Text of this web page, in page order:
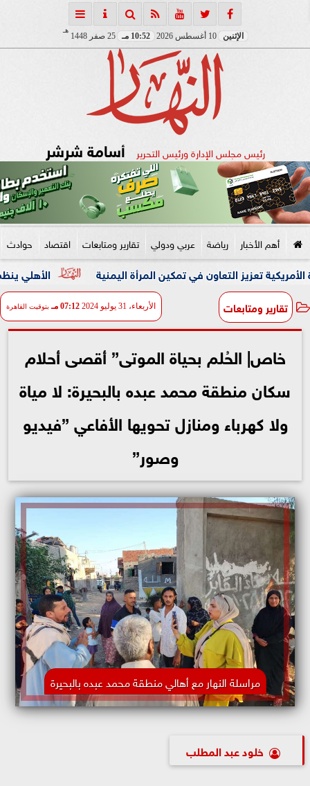
الإثنين 10 أغسطس 2026 10:52 مـ 25 صفر 1448
هـ
رئيس مجلس الإدارة ورئيس التحرير أسامة شرشر
أهم الأخبار رياضة عربي ودولي تقارير ومتابعات اقتصاد حوادث
الأهلي ينظم ممرًا التعاون في تمكين المرأة اليمنية
تقارير ومتابعات الأربعاء، 31 يوليو 2024 07:12 مـ بتوقيت القاهرة
خاص| الحُلم بحياة الموتى” أقصى أحلام
سكان منطقة محمد عبده بالبحيرة: لا مياة
ولا كهرباء ومنازل تحويها الأفاعي ”فيديو
وصور”
مراسلة النهار مع أهالي منطقة محمد عبده بالبحيرة
خلود عبد المطلب